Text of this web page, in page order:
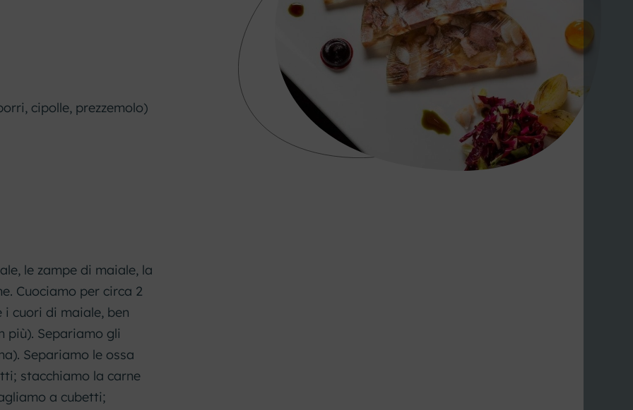
cipolle, prezzemolo)
le zampe di maiale, la
Cuociamo per circa 2
i cuori di maiale, ben
più). Separiamo gli
Separiamo le ossa
stacchiamo la carne
a cubetti;